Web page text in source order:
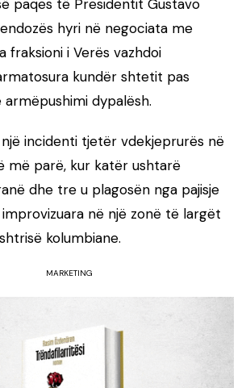
paqes të Presidentit Gustavo
hyri në negociata me
fraksioni i Verës vazhdoi
kundër shtetit pas
dypalësh.
një incidenti tjetër vdekjeprurës në
më parë, kur katër ushtarë
dhe tre u plagosën nga pajisje
në një zonë të largët
kolumbiane.
MARKETING